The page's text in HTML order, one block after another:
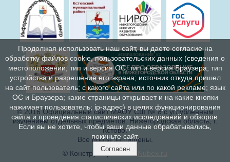
© 2016 Официальный сайт МАОУ СШ № 8 с углублённым
изучением отдельных предметов. Нижегородская область, г.
Кстово.
Все права защищены.
© Конструктор сайтов
Nubex.ru
Продолжая использовать наш сайт, вы даете согласие на
обработку файлов cookie, пользовательских данных (сведения о
местоположении; тип и версия ОС; тип и версия Браузера; тип
устройства и разрешение его экрана; источник откуда пришел
на сайт пользователь; с какого сайта или по какой рекламе; язык
ОС и Браузера; какие страницы открывает и на какие кнопки
нажимает пользователь; ip-адрес) в целях функционирования
сайта и проведения статистических исследований и обзоров.
Если вы не хотите, чтобы ваши данные обрабатывались,
покиньте сайт.
Согласен